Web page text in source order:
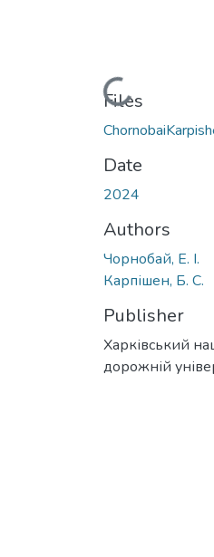
Loading...
Files
Date
2024
Authors
Чорнобай, Е. І.
Карпішен, Б. С.
Publisher
Харківський
дорожній